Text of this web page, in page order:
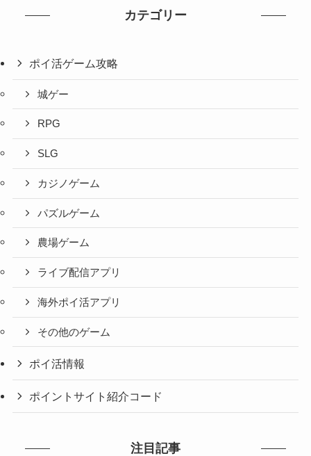
カテゴリー
ポイ活ゲーム攻略
城ゲー
RPG
SLG
カジノゲーム
パズルゲーム
農場ゲーム
ライブ配信アプリ
海外ポイ活アプリ
その他のゲーム
ポイ活情報
ポイントサイト紹介コード
注目記事